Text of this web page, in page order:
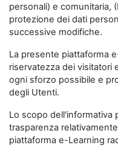
personali) e comunitaria,
protezione dei dati
successive modifiche.
La presente piattaforma
riservatezza dei visitatori
ogni sforzo possibile e
degli Utenti.
Lo scopo dell'informativa
trasparenza
piattaforma e-Learning